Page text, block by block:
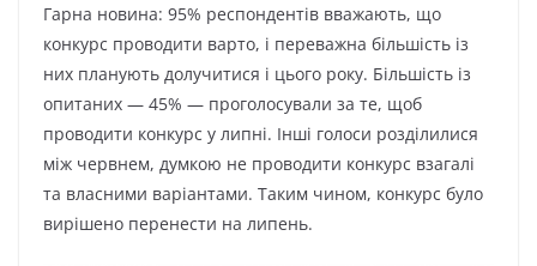
Гарна новина: 95% респондентів вважають, що
конкурс проводити варто, і переважна більшість із
них планують долучитися і цього року. Більшість із
опитаних — 45% — проголосували за те, щоб
проводити конкурс у липні. Інші голоси розділилися
між червнем, думкою не проводити конкурс взагалі
та власними варіантами. Таким чином, конкурс було
вирішено перенести на липень.